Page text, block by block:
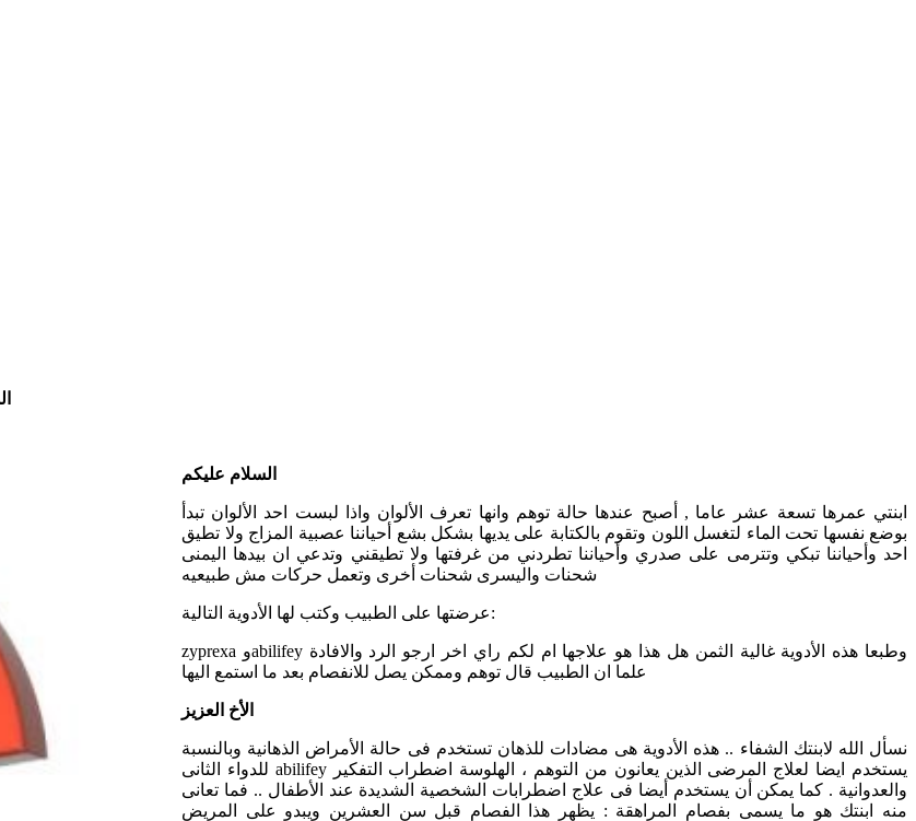
السلام عليكم
ابنتي عمرها تسعة عشر عاما , أصبح عندها حالة توهم وانها تعرف الألوان واذا لبست احد الألوان تبدأ
بوضع نفسها تحت الماء لتغسل اللون وتقوم بالكتابة على يديها بشكل بشع أحياننا عصبية المزاج ولا تطيق
احد وأحياننا تبكي وتترمى على صدري وأحياننا تطردني من غرفتها ولا تطيقني وتدعي ان بيدها اليمنى
شحنات واليسرى شحنات أخرى وتعمل حركات مش طبيعيه
عرضتها على الطبيب وكتب لها الأدوية التالية:
zyprexa وabilifey وطبعا هذه الأدوية غالية الثمن هل هذا هو علاجها ام لكم راي اخر ارجو الرد والافادة
علما ان الطبيب قال توهم وممكن يصل للانفصام بعد ما استمع اليها
الأخ العزيز
نسأل الله لابنتك الشفاء .. هذه الأدوية هى مضادات للذهان تستخدم فى حالة الأمراض الذهانية وبالنسبة
للدواء الثانى abilifey يستخدم ايضا لعلاج المرضى الذين يعانون من التوهم ، الهلوسة اضطراب التفكير
والعدوانية . كما يمكن أن يستخدم أيضا فى علاج اضطرابات الشخصية الشديدة عند الأطفال .. فما تعانى
منه ابنتك هو ما يسمى بفصام المراهقة : يظهر هذا الفصام قبل سن العشرين ويبدو على المريض